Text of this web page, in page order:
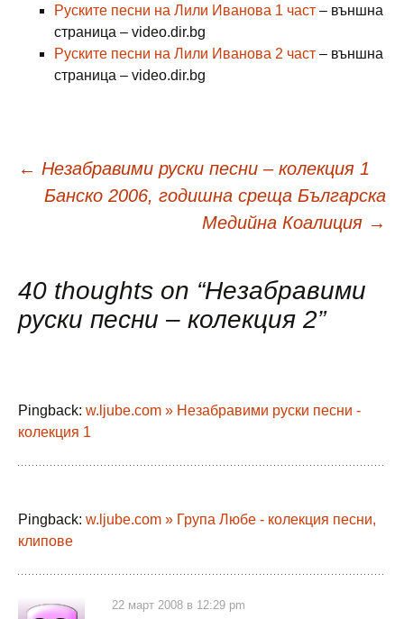
Руските песни на Лили Иванова 1 част – външна
страница – video.dir.bg
Руските песни на Лили Иванова 2 част – външна
страница – video.dir.bg
Навигация
публикациите
← Незабравими руски песни – колекция 1
Банско 2006, годишна среща Българска
Медийна Коалиция →
40 thoughts on “Незабравими
руски песни – колекция 2”
Pingback: w.ljube.com » Незабравими руски песни -
колекция 1
Pingback: w.ljube.com » Група Любе - колекция песни,
клипове
22 март 2008 в 12:29 pm